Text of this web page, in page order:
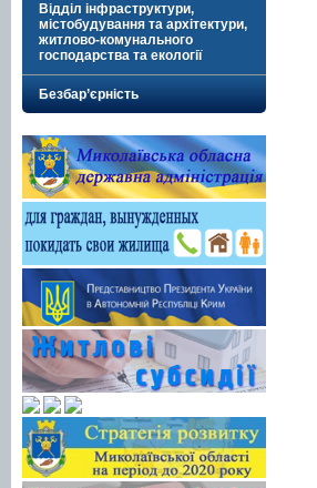
Відділ інфраструктури,
містобудування та архітектури,
житлово-комунального
господарства та екології
Безбар’єрність